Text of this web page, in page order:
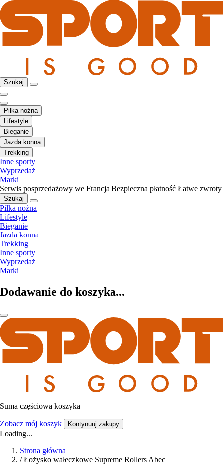
Szukaj
Piłka nożna
Lifestyle
Bieganie
Jazda konna
Trekking
Inne sporty
Wyprzedaż
Marki
Serwis posprzedażowy we Francja Bezpieczna płatność Łatwe zwroty
Szukaj
Piłka nożna
Lifestyle
Bieganie
Jazda konna
Trekking
Inne sporty
Wyprzedaż
Marki
Dodawanie do koszyka...
Suma częściowa koszyka
Zobacz mój koszyk Kontynuuj zakupy
Loading...
Strona główna
/ Łożysko wałeczkowe Supreme Rollers Abec